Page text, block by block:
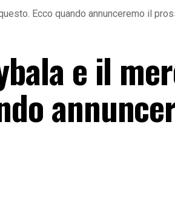
Ecco quando annunceremo il
e il